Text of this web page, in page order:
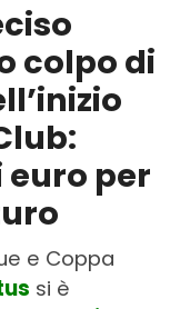
colpo di
euro per
e Coppa
si è